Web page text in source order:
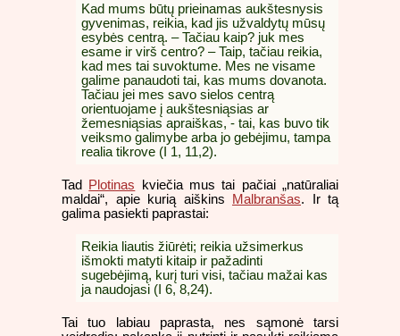
Kad mums būtų prieinamas aukštesnysis
gyvenimas, reikia, kad jis užvaldytų mūsų
esybės centrą. – Tačiau kaip? juk mes
esame ir virš centro? – Taip, tačiau reikia,
kad mes tai suvoktume. Mes ne visame
galime panaudoti tai, kas mums dovanota.
Tačiau jei mes savo sielos centrą
orientuojame į aukštesniąsias ar
žemesniąsias apraiškas, - tai, kas buvo tik
veiksmo galimybe arba jo gebėjimu, tampa
realia tikrove (I 1, 11,2).
Tad Plotinas kviečia mus tai pačiai „natūraliai
maldai“, apie kurią aiškins
Malbranšas. Ir tą
galima pasiekti paprastai:
Reikia liautis žiūrėti; reikia užsimerkus
išmokti matyti kitaip ir pažadinti
sugebėjimą, kurį turi visi, tačiau mažai kas
ja naudojasi (I 6, 8,24).
Tai tuo labiau paprasta, nes sąmonė tarsi